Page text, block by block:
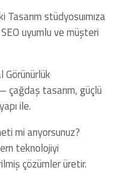
Tasarım stüdyosuımıza
uyumlu ve müşteri
Görünürlük
çağdaş tasarım, güçlü
ile.
mi arıyorsunuz?
teknolojiyi
çözümler üretir.